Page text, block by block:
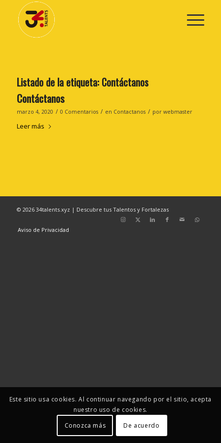
Listado de la etiqueta: Contáctanos
Contáctanos
marzo 4, 2020 / 0 Comentarios / en Contactanos / por webmaster
Leer más
© 2026 34talents.xyz | Descubre tus Talentos y Fortalezas
Aviso de Privacidad
Este sitio usa cookies. Al continuar navegando por el sitio, acepta
nuestro uso de cookies.
Conozca más
De acuerdo